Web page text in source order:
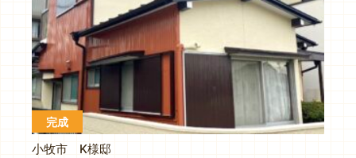
完成
小牧市 K様邸